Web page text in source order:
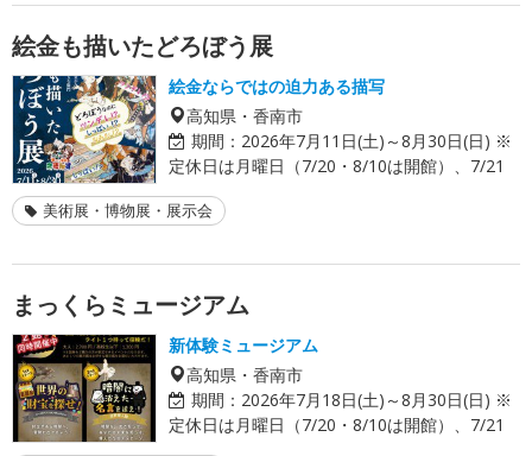
絵金も描いたどろぼう展
絵金ならではの迫力ある描写
高知県・香南市
期間： 2026年7月11日(土)～8月30日(日) ※
定休日は月曜日（7/20・8/10は開館）、7/21
美術展・博物展・展示会
まっくらミュージアム
新体験ミュージアム
高知県・香南市
期間： 2026年7月18日(土)～8月30日(日) ※
定休日は月曜日（7/20・8/10は開館）、7/21